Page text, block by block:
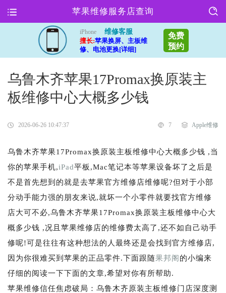
苹果维修服务店查询
iPhone
维修客服
擅长:苹果换屏、主板维
修、电池更换[详细]
免费
预约
乌鲁木齐苹果17Promax换原装主
板维修中心大概多少钱
2026-06-26 10:47:37 7 Apple维修
乌鲁木齐苹果17Promax换原装主板维修中心大概多少钱 ,当
你的苹果手机,iPad平板,Mac笔记本等苹果设备坏了之后是
不是首先想到的就是去苹果官方维修店维修呢?但对于小部
分动手能力强的朋友来说,就坏一个小零件就要找官方维修
店大可不必,乌鲁木齐苹果17Promax换原装主板维修中心大
概多少钱 ,况且苹果维修店的维修费太高了,还不如自己动手
修呢!可是往往有这种想法的人最终还是会找到官方维修店,
因为你很难买到苹果的正品零件.下面跟随果邦阁的小编来
仔细的阅读一下下面的文章,希望对你有所帮助.
苹果维修信任焦虑破局：乌鲁木齐原装主板维修门店深度测